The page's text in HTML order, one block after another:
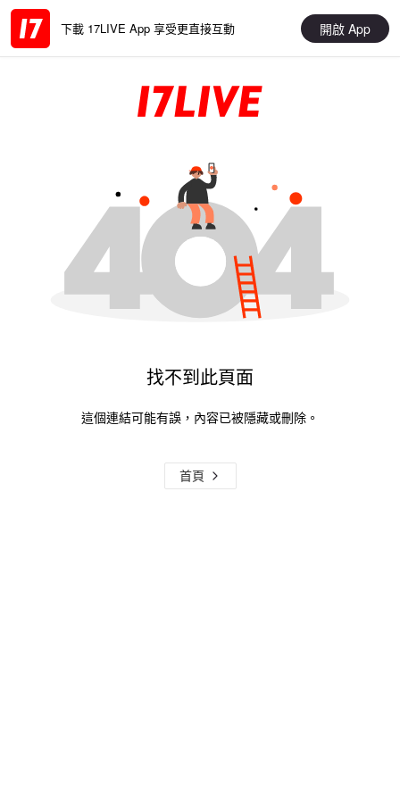
下載 17LIVE App 享受更直接互動 開啟 App
找不到此頁面
這個連結可能有誤，內容已被隱藏或刪除。
首頁